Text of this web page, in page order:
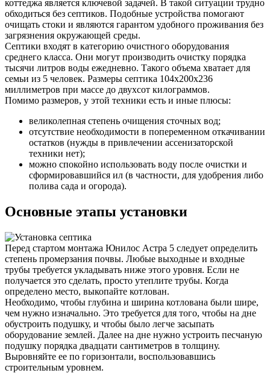
коттеджа является ключевой задачей. В такой ситуации трудно
обходиться без септиков. Подобные устройства помогают
очищать стоки и являются гарантом удобного проживания без
загрязнения окружающей среды.
Септики входят в категорию очистного оборудования
среднего класса. Они могут производить очистку порядка
тысячи литров воды ежедневно. Такого объема хватает для
семьи из 5 человек. Размеры септика 104х200х236
миллиметров при массе до двухсот килограммов.
Помимо размеров, у этой техники есть и иные плюсы:
великолепная степень очищения сточных вод;
отсутствие необходимости в попеременном откачивании
остатков (нужды в привлечении ассенизаторской
техники нет);
можно спокойно использовать воду после очистки и
сформировавшийся ил (в частности, для удобрения либо
полива сада и огорода).
Основные этапы установки
Перед стартом монтажа Юнилос Астра 5 следует определить
степень промерзания почвы. Любые выходные и входные
трубы требуется укладывать ниже этого уровня. Если не
получается это сделать, просто утеплите трубы. Когда
определено место, выкопайте котлован.
Необходимо, чтобы глубина и ширина котлована были шире,
чем нужно изначально. Это требуется для того, чтобы на дне
обустроить подушку, и чтобы было легче засыпать
оборудование землей. Далее на дне нужно устроить песчаную
подушку порядка двадцати сантиметров в толщину.
Выровняйте ее по горизонтали, воспользовавшись
строительным уровнем.